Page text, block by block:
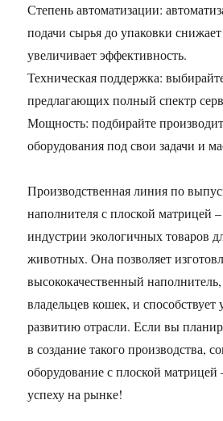
Степень автоматизации:
подачи сырья до упаковки
увеличивает эффективность.
Техническая поддержка:
предлагающих полный спектр
Мощность: подбирайте
оборудования под свои задачи и
Производственная линия по
наполнителя с плоской матрицей
индустрии экологичных товаров
животных. Она позволяет
высококачественный
владельцев кошек, и способствует
развитию отрасли. Если вы
в создание такого производства,
оборудование с плоской
успеху на рынке!